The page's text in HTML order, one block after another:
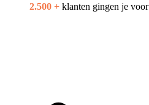
2.500 + klanten gingen je voor